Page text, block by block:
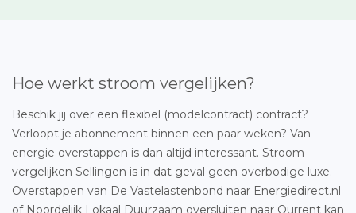
Hoe werkt stroom vergelijken?
Beschik jij over een flexibel (modelcontract) contract?
Verloopt je abonnement binnen een paar weken? Van
energie overstappen is dan altijd interessant. Stroom
vergelijken Sellingen is in dat geval geen overbodige luxe.
Overstappen van De Vastelastenbond naar Energiedirect.nl
of Noordelijk Lokaal Duurzaam oversluiten naar Qurrent kan